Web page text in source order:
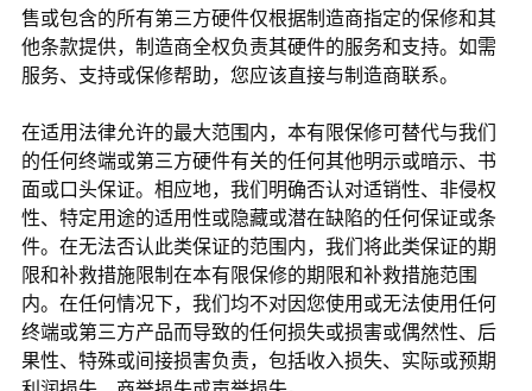
售或包含的所有第三方硬件仅根据制造商指定的保修和其
他条款提供，制造商全权负责其硬件的服务和支持。如需
服务、支持或保修帮助，您应该直接与制造商联系。
在适用法律允许的最大范围内，本有限保修可替代与我们
的任何终端或第三方硬件有关的任何其他明示或暗示、书
面或口头保证。相应地，我们明确否认对适销性、非侵权
性、特定用途的适用性或隐藏或潜在缺陷的任何保证或条
件。在无法否认此类保证的范围内，我们将此类保证的期
限和补救措施限制在本有限保修的期限和补救措施范围
内。在任何情况下，我们均不对因您使用或无法使用任何
终端或第三方产品而导致的任何损失或损害或偶然性、后
果性、特殊或间接损害负责，包括收入损失、实际或预期